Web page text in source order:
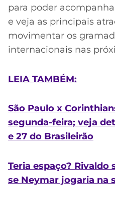
para poder
e veja as principais
movimentar os
internacionais nas
LEIA TAMBÉM:
São Paulo x
segunda-feira; veja
e 27 do Brasileirão
Teria espaço? Rivaldo
se Neymar jogaria na